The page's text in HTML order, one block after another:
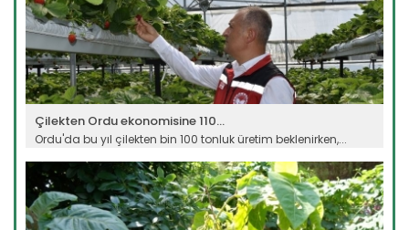
Çilekten Ordu ekonomisine 110...
Ordu'da bu yıl çilekten bin 100 tonluk üretim beklenirken,...
Devamını Oku ->